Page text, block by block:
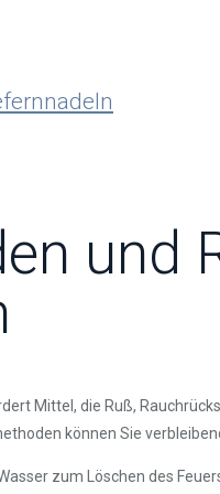
und
Mittel, die Ruß,
können Sie
zum Löschen des